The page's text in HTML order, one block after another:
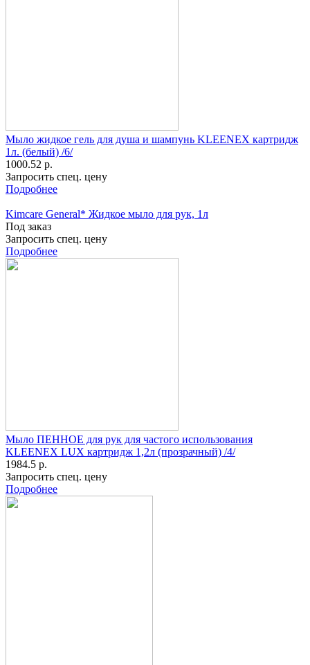
Мыло жидкое гель для душа и шампунь KLEENEX картридж
1л. (белый) /6/
1000.52 р.
Запросить спец. цену
Подробнее
Kimcare General* Жидкое мыло для рук, 1л
Под заказ
Запросить спец. цену
Подробнее
Мыло ПЕННОЕ для рук для частого использования
KLEENEX LUX картридж 1,2л (прозрачный) /4/
1984.5 р.
Запросить спец. цену
Подробнее